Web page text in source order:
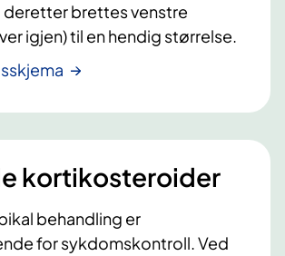
deretter brettes venstre
igjen) til en hendig størrelse.
kortikosteroider
behandling er
for sykdomskontroll. Ved